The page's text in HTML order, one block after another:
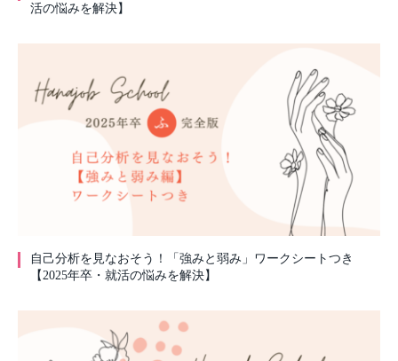
活の悩みを解決】
自己分析を見なおそう！「強みと弱み」ワークシートつき
【2025年卒・就活の悩みを解決】